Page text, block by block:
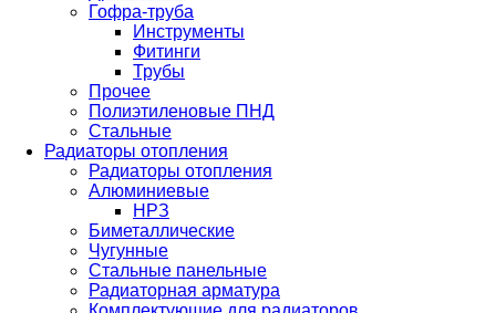
Гофра-труба
Инструменты
Фитинги
Трубы
Прочее
Полиэтиленовые ПНД
Стальные
Радиаторы отопления
Радиаторы отопления
Алюминиевые
НРЗ
Биметаллические
Чугунные
Стальные панельные
Радиаторная арматура